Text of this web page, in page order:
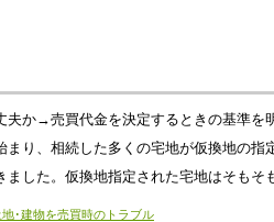
か→売買代金を決定するときの基準を
まり、相続した多くの宅地が仮換地の
ました。仮換地指定された宅地はそも
地･建物を売買時のトラブル